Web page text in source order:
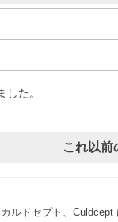
た。
これ以前
カルドセプト、